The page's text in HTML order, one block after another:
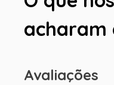
acharam
Avaliações